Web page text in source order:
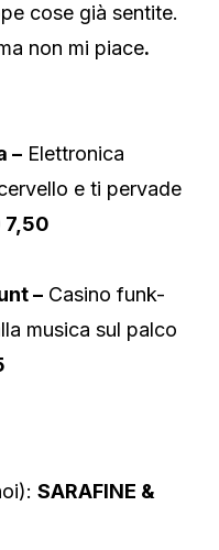
cose già sentite.
non mi piace.
– Elettronica
e ti pervade
7,50
– Casino funk-
musica sul palco
SARAFINE &